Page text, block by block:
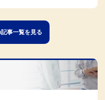
事一覧を見る